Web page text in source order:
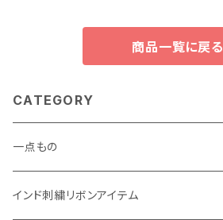
商品一覧に戻る
CATEGORY
一点もの
インド刺繍リボンアイテム